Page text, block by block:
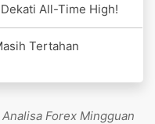
All-Time High!
Tertahan
Forex Mingguan